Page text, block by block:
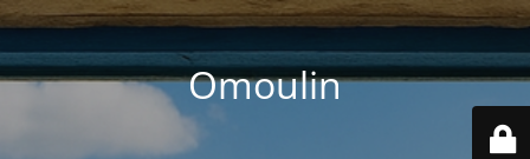
Omoulin